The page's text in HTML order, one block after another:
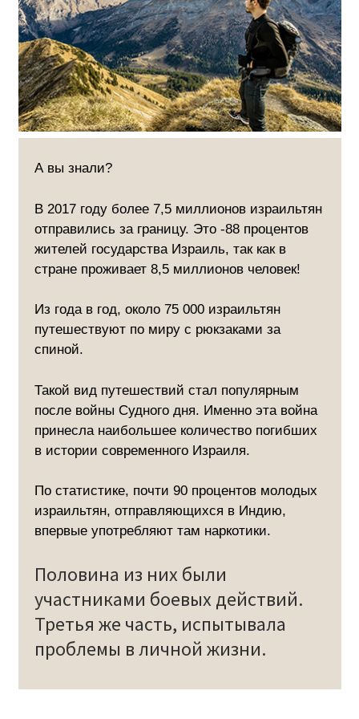
А вы знали?
В 2017 году более 7,5 миллионов израильтян
отправились за границу. Это -88 процентов
жителей государства Израиль, так как в
стране проживает 8,5 миллионов человек!
Из года в год, около 75 000 израильтян
путешествуют по миру с рюкзаками за
спиной.
Такой вид путешествий стал популярным
после войны Судного дня. Именно эта война
принесла наибольшее количество погибших
в истории современного Израиля.
По статистике, почти 90 процентов молодых
израильтян, отправляющихся в Индию,
впервые употребляют там наркотики.
Половина из них были
участниками боевых действий.
Третья же часть, испытывала
проблемы в личной жизни.